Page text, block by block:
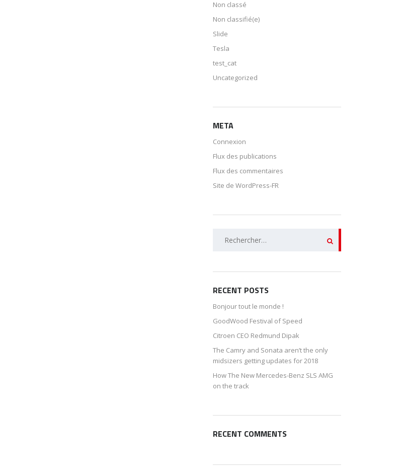
Non classé
Non classifié(e)
Slide
Tesla
test_cat
Uncategorized
META
Connexion
Flux des publications
Flux des commentaires
Site de WordPress-FR
RECENT POSTS
Bonjour tout le monde !
GoodWood Festival of Speed
Citroen CEO Redmund Dipak
The Camry and Sonata aren’t the only
midsizers getting updates for 2018
How The New Mercedes-Benz SLS AMG
on the track
RECENT COMMENTS